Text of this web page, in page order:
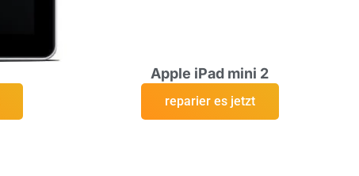
Apple iPad mini 2
reparier es jetzt